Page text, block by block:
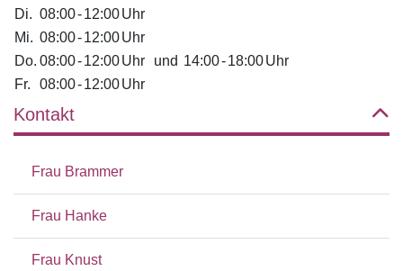
Di. 08:00-12:00Uhr
Mi. 08:00-12:00Uhr
Do. 08:00-12:00Uhr und 14:00-18:00Uhr
Fr.
08:00-12:00Uhr
Kontakt
Frau Brammer
Frau Hanke
Frau Knust